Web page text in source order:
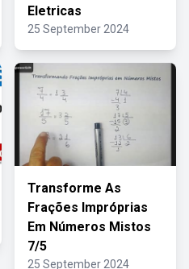
Eletricas
25 September 2024
Transforme As
Frações Impróprias
Em Números Mistos
7/5
25 September 2024